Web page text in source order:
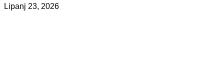
Lipanj 23, 2026